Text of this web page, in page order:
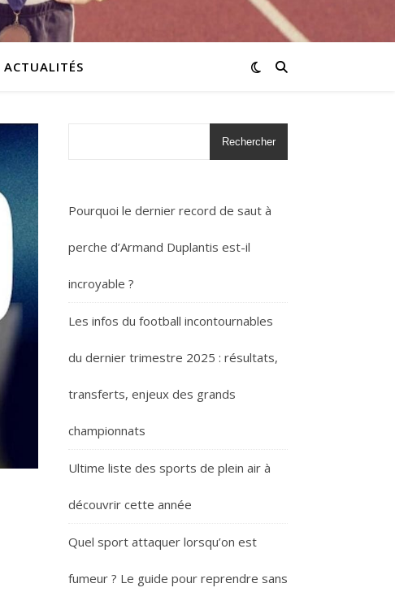
ACTUALITÉS
Rechercher
Pourquoi le dernier record de saut à
perche d’Armand Duplantis est-il
incroyable ?
Les infos du football incontournables
du dernier trimestre 2025 : résultats,
transferts, enjeux des grands
championnats
Ultime liste des sports de plein air à
découvrir cette année
Quel sport attaquer lorsqu’on est
fumeur ? Le guide pour reprendre sans